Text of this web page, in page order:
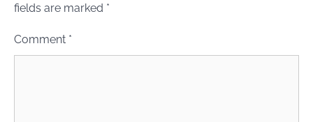
fields are marked *
Comment *